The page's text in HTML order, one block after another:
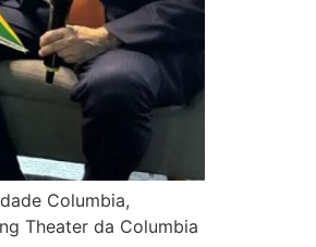
Columbia,
Theater da Columbia